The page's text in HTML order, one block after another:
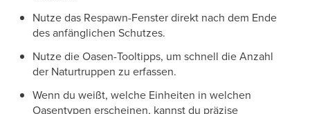
Nutze das Respawn-Fenster direkt nach dem Ende
des anfänglichen Schutzes.
Nutze die Oasen-Tooltipps, um schnell die Anzahl
der Naturtruppen zu erfassen.
Wenn du weißt, welche Einheiten in welchen
Oasentypen erscheinen, kannst du präzise